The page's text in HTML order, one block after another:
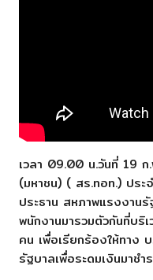
เวลา 09.00 น.วันที่ 19
(มหาชน) ( สร.ทอท.) ประ
ประธาน สหภาพแรงงาน
พนักงานมารวมตัวกันที่บริ
คน เพื่อเรียกร้องให้ทาง
รัฐบาลเพื่อระดมเงินมาชำ